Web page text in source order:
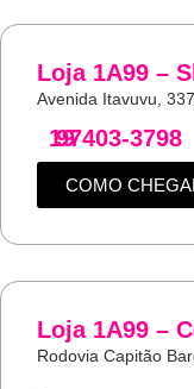
Loja 1A99 –
Avenida Itavuvu,
19
97403-3798
COMO
Loja 1A99 –
Rodovia Capitão